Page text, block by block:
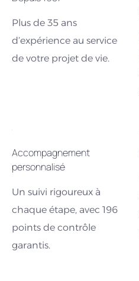
Plus de 35 ans
d’expérience au service
de votre projet de vie.
Accompagnement
personnalisé
Un suivi rigoureux à
chaque étape, avec 196
points de contrôle
garantis.